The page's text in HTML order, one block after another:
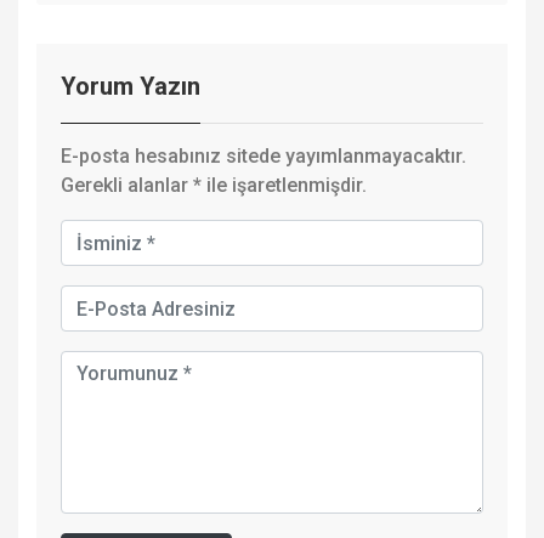
Yorum Yazın
E-posta hesabınız sitede yayımlanmayacaktır.
Gerekli alanlar * ile işaretlenmişdir.